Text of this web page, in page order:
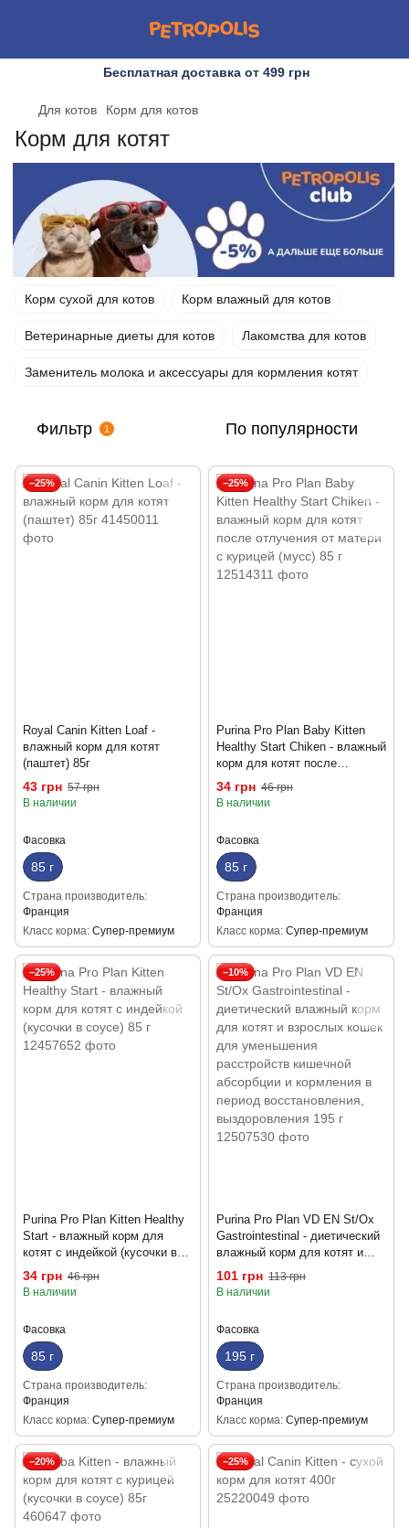
Бесплатная доставка от 499 грн
Для котов Корм для котов
Корм для котят
Корм сухой для котов Корм влажный для котов
Ветеринарные диеты для котов Лакомства для котов
Заменитель молока и аксессуары для кормления котят
Фильтр 1 По популярности
−25%
Royal Canin Kitten Loaf -
влажный корм для котят
(паштет) 85г
43 грн 57 грн
В наличии
Фасовка
85 г
Страна производитель
Франция
Класс корма Супер-премиум
−25%
Purina Pro Plan Baby Kitten
Healthy Start Chiken - влажный
корм для котят после
отлучения от матери с
курицей (мусс) 85 г
34 грн 46 грн
В наличии
Фасовка
85 г
Страна производитель
Франция
Класс корма Супер-премиум
−25%
Purina Pro Plan Kitten Healthy
Start - влажный корм для
котят с индейкой (кусочки в
соусе) 85 г
34 грн 46 грн
В наличии
Фасовка
85 г
Страна производитель
Франция
Класс корма Супер-премиум
−10%
Purina Pro Plan VD EN St/Ox
Gastrointestinal - диетический
влажный корм для котят и
взрослых кошек для
уменьшения расстройств
восстановления,
выздоровления 195 г
101 грн 113 грн
В наличии
Фасовка
195 г
Страна производитель
Франция
Класс корма Супер-премиум
−20% −25%